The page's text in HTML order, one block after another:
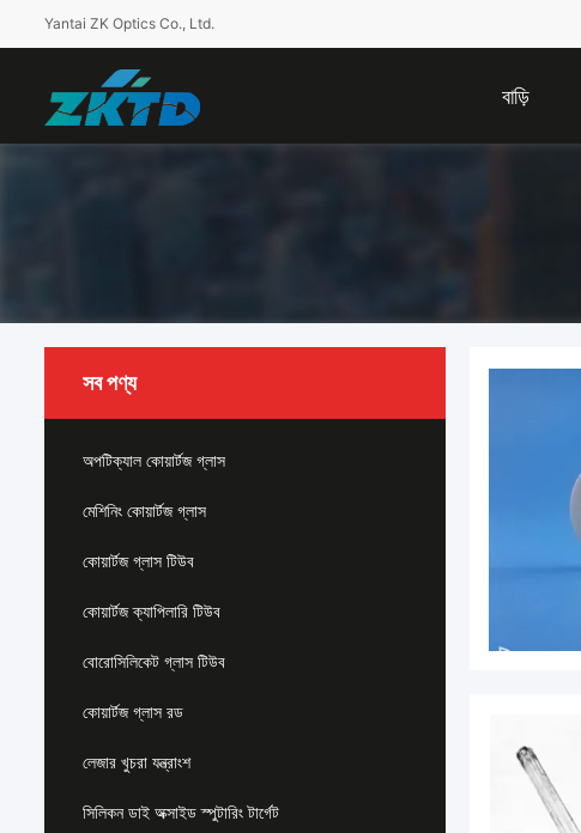
Yantai ZK Optics Co., Ltd.
বাড়ি
সব পণ্য
অপটিক্যাল কোয়ার্টজ গ্লাস
মেশিনিং কোয়ার্টজ গ্লাস
কোয়ার্টজ গ্লাস টিউব
কোয়ার্টজ ক্যাপিলারি টিউব
বোরোসিলিকেট গ্লাস টিউব
কোয়ার্টজ গ্লাস রড
লেজার খুচরা যন্ত্রাংশ
সিলিকন ডাই অক্সাইড স্পুটারিং টার্গেট